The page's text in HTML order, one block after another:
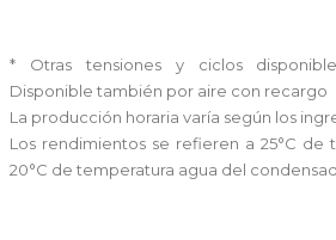
* Otras tensiones y ciclos
Disponible también por aire con recargo
La producción horaria varía según los
Los rendimientos se refieren a 25°C de
20°C de temperatura agua del